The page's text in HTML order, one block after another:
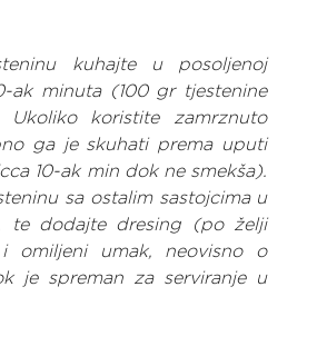
kuhajte u posoljenoj
ak minuta (100 gr tjestenine
koristite zamrznuto
ga je skuhati prema uputi
10-ak min dok ne smekša).
sa ostalim sastojcima u
te dodajte dresing (po želji
omiljeni umak, neovisno o
je spreman za serviranje u